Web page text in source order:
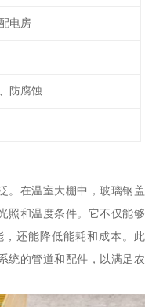
电房
防腐蚀
。在温室大棚中，玻璃钢盖
照和温度条件。它不仅能够
还能降低能耗和成本。此
统的管道和配件，以满足农